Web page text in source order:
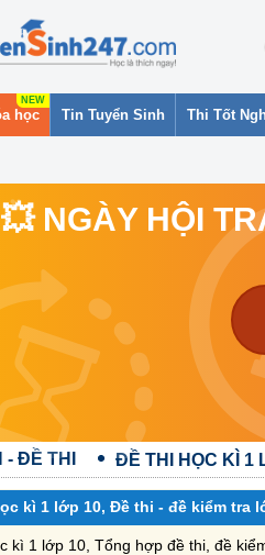
học Tin Tuyển Sinh Thi Tốt
💥 NGÀY HỘI
ĐỀ THI ĐỀ THI HỌC KÌ 1
kì 1 lớp 10, Đề thi - đề kiểm tra
kì 1 lớp 10, Tổng hợp đề thi, đề